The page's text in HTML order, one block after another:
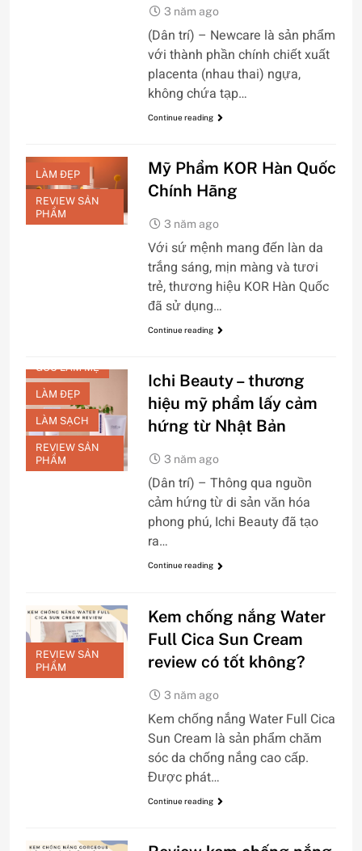
3 năm ago
(Dân trí) – Newcare là sản phẩm
với thành phần chính chiết xuất
placenta (nhau thai) ngựa,
không chứa tạp…
Continue reading
LÀM ĐẸP
REVIEW SẢN
PHẨM
Mỹ Phẩm KOR Hàn Quốc
Chính Hãng
3 năm ago
Với sứ mệnh mang đến làn da
trắng sáng, mịn màng và tươi
trẻ, thương hiệu KOR Hàn Quốc
đã sử dụng…
Continue reading
GÓC LÀM MẸ
LÀM ĐẸP
LÀM SẠCH
REVIEW SẢN
PHẨM
Ichi Beauty – thương
hiệu mỹ phẩm lấy cảm
hứng từ Nhật Bản
3 năm ago
(Dân trí) – Thông qua nguồn
cảm hứng từ di sản văn hóa
phong phú, Ichi Beauty đã tạo
ra…
Continue reading
REVIEW SẢN
PHẨM
Kem chống nắng Water
Full Cica Sun Cream
review có tốt không?
3 năm ago
Kem chống nắng Water Full Cica
Sun Cream là sản phẩm chăm
sóc da chống nắng cao cấp.
Được phát…
Continue reading